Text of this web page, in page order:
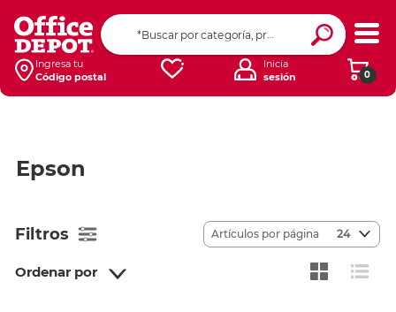
Ingresa tu
Código postal
0
Inicia
sesión
Epson
Filtros
Ordenar por
Artículos por página 24